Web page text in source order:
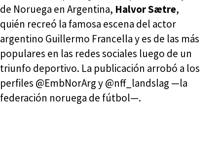
de Noruega en Argentina, Halvor Sætre,
quién recreó la famosa escena del actor
argentino Guillermo Francella y es de las más
populares en las redes sociales luego de un
triunfo deportivo. La publicación arrobó a los
perfiles @EmbNorArg y @nff_landslag —la
federación noruega de fútbol—.